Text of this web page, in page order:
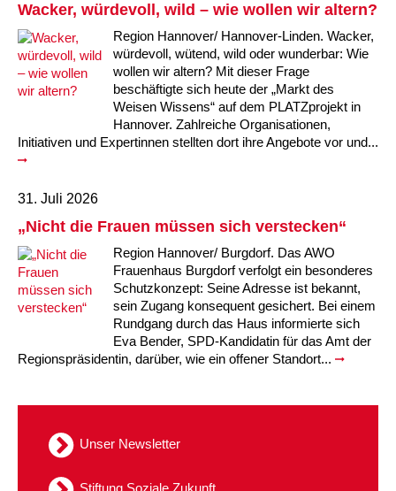
Kindertagesstätte Rosenbergstraße
Krippe Schleswiger Straße
Kindertagesstätte Schneiderberg
Kindertagesstätte Sylter Weg
Kindertagesstätte Tresckowstraße
Kindertagesstätte Wiehbergstraße
Kindertagesstätte Langes Feld “Deisterspatzen”
Kindertagesstätte Levester Straße
Offene Sprach-Sprechstunde
Kindertagesstätte Moorlilienweg /
Familienzentrum
Kindertagesstätte Mühenkamp / Familienzentrum
Familienzentrum
Hör- und Sprachheilkindergarten Ratswiese
Kindertagesstätte Rosenbergstraße
Wacker, würdevoll, wild – wie wollen wir altern?
Region Hannover/ Hannover-Linden. Wacker,
würdevoll, wütend, wild oder wunderbar: Wie
wollen wir altern? Mit dieser Frage
beschäftigte sich heute der „Markt des
Weisen Wissens“ auf dem PLATZprojekt in
Hannover. Zahlreiche Organisationen,
Initiativen und Expertinnen stellten dort ihre Angebote vor und...
31. Juli 2026
„Nicht die Frauen müssen sich verstecken“
Region Hannover/ Burgdorf. Das AWO
Frauenhaus Burgdorf verfolgt ein besonderes
Schutzkonzept: Seine Adresse ist bekannt,
sein Zugang konsequent gesichert. Bei einem
Rundgang durch das Haus informierte sich
Eva Bender, SPD-Kandidatin für das Amt der
Regionspräsidentin, darüber, wie ein offener Standort...
Unser Newsletter